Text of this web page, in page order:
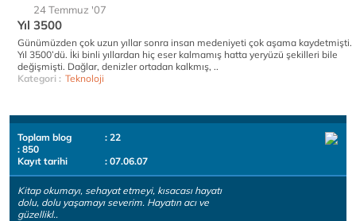
24 Temmuz '07
Yıl 3500
Günümüzden çok uzun yıllar sonra insan medeniyeti çok aşama kaydetmişti.
Yıl 3500’dü. İki binli yıllardan hiç eser kalmamış hatta yeryüzü şekilleri bile
değişmişti. Dağlar, denizler ortadan kalkmış, ..
Kategori : Teknoloji
Toplam blog
: 22
: 850
Kayıt tarihi
: 07.06.07
Kitap okumayı, sehayat etmeyi, kısacası hayatı
dolu, dolu yaşamayı severim. Hayatın acı ve
güzellikl..